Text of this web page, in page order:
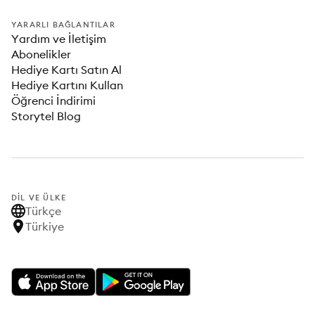
YARARLI BAĞLANTILAR
Yardım ve İletişim
Abonelikler
Hediye Kartı Satın Al
Hediye Kartını Kullan
Öğrenci İndirimi
Storytel Blog
DIL VE ÜLKE
Türkçe
Türkiye